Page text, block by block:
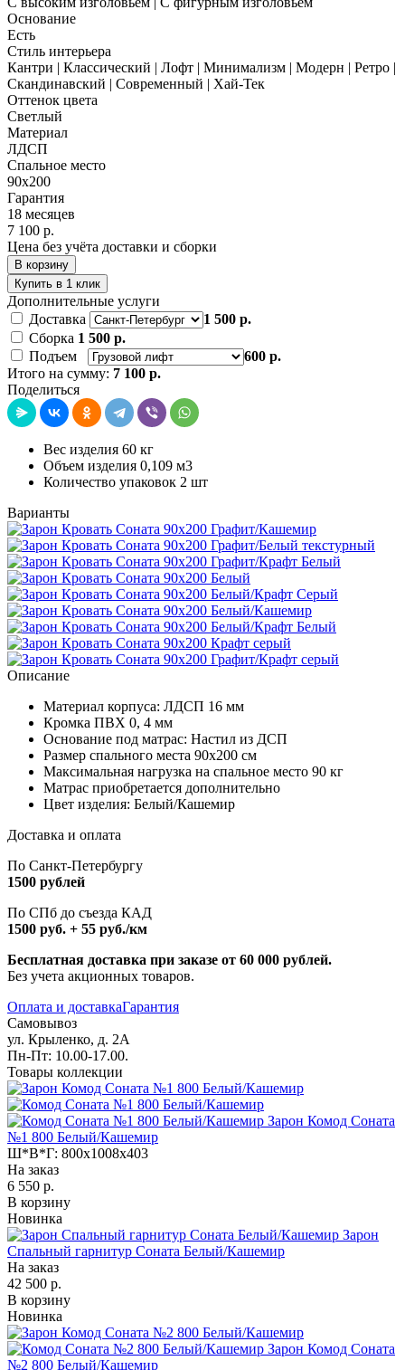
Основание
Есть
Стиль интерьера
Кантри | Классический | Лофт | Минимализм | Модерн | Ретро |
Скандинавский | Современный | Хай-Тек
Оттенок цвета
Светлый
Материал
ЛДСП
Спальное место
90х200
Гарантия
18 месяцев
7 100 р.
Цена без учёта доставки и сборки
В корзину
Купить в 1 клик
Дополнительные услуги
Доставка
1 500 р.
Сборка 1 500 р.
Подъем
600 р.
Итого на сумму: 7 100 р.
Поделиться
Вес изделия 60 кг
Объем изделия 0,109 м3
Количество упаковок 2 шт
Варианты
Описание
Материал корпуса: ЛДСП 16 мм
Кромка ПВХ 0, 4 мм
Основание под матрас: Настил из ДСП
Размер спального места 90х200 см
Максимальная нагрузка на спальное место 90 кг
Матрас приобретается дополнительно
Цвет изделия: Белый/Кашемир
Доставка и оплата
По Санкт-Петербургу
1500 рублей
По СПб до съезда КАД
1500 руб. + 55 руб./км
Бесплатная доставка при заказе от 60 000 рублей.
Без учета акционных товаров.
Оплата и доставкаГарантия
Самовывоз
ул. Крыленко, д. 2А
Пн-Пт: 10.00-17.00.
Товары коллекции
Зарон Комод Соната
№1 800 Белый/Кашемир
Ш*В*Г: 800x1008x403
На заказ
6 550 р.
В корзину
Новинка
Зарон
Спальный гарнитур Соната Белый/Кашемир
На заказ
42 500 р.
В корзину
Новинка
Зарон Комод Соната
№2 800 Белый/Кашемир